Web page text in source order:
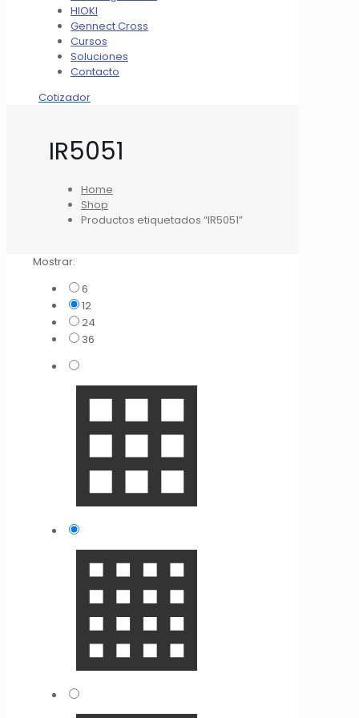
HIOKI
Gennect Cross
Cursos
Soluciones
Contacto
Cotizador
IR5051
Home
Shop
Productos etiquetados “IR5051”
Mostrar:
6
12
24
36